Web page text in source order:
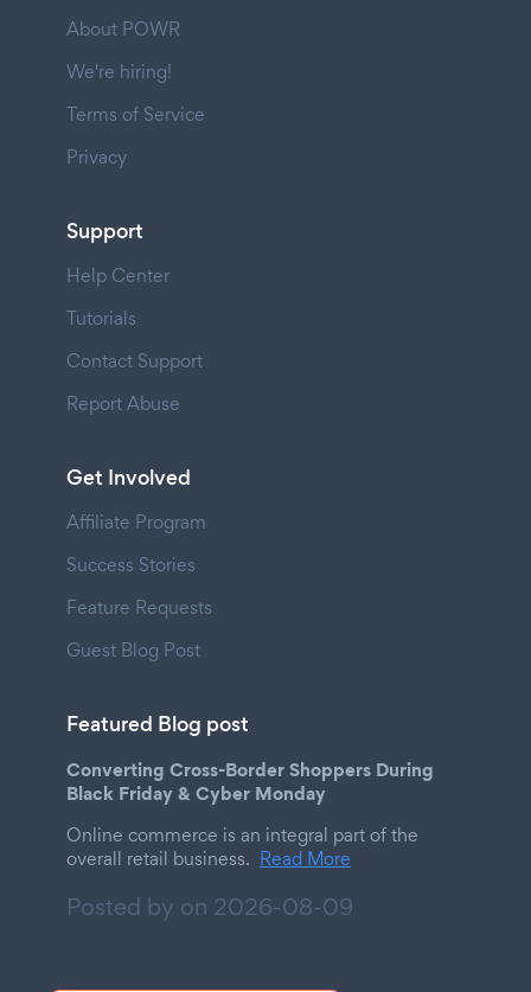
About POWR
We're hiring!
Terms of Service
Privacy
Support
Help Center
Tutorials
Contact Support
Report Abuse
Get Involved
Affiliate Program
Success Stories
Feature Requests
Guest Blog Post
Featured Blog post
Converting Cross-Border Shoppers During
Black Friday & Cyber Monday
Online commerce is an integral part of the
overall retail business. Read More
Posted by on 2026-08-09